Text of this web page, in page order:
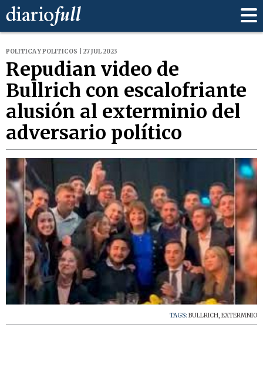
POLITICA Y POLITICOS | 27 JUL 2023
Repudian video de
Bullrich con escalofriante
alusión al exterminio del
adversario político
TAGS: BULLRICH, EXTERMNIO